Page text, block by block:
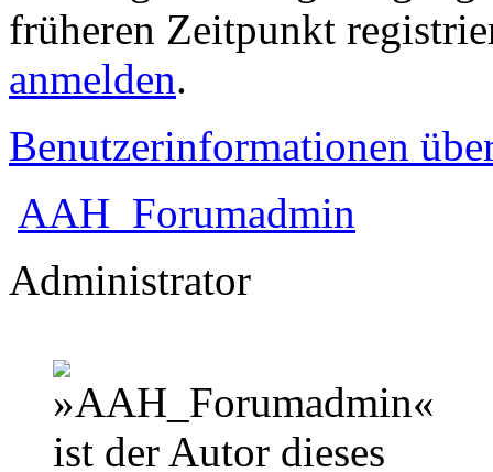
früheren Zeitpunkt
anmelden.
Benutzerinformationen
AAH_Forumadmin
Administrator